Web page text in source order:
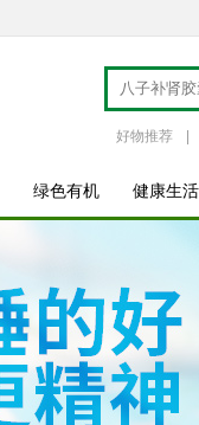
好物推荐
绿色有机 健康生活